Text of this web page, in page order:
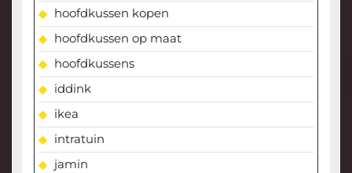
hoofdkussen kopen
hoofdkussen op maat
hoofdkussens
iddink
ikea
intratuin
jamin